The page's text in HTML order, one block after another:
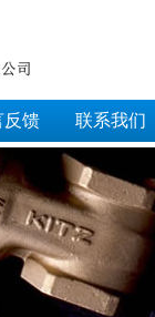
反馈 联系我们